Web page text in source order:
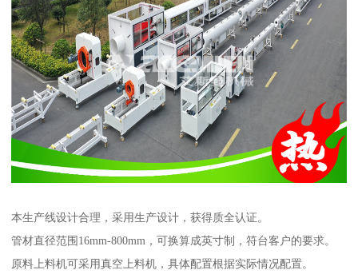
本生产线设计合理，采用生产设计，获得质全认证。
管材直径范围16mm-800mm，可换算成英寸制，符台客户的要求。
原料上料机可采用真空上料机，具体配置根据实际情况配置。